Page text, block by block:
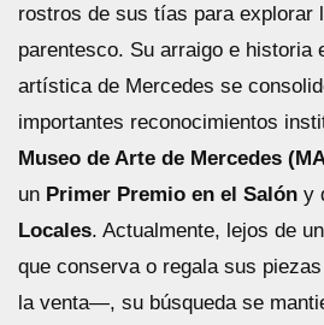
rostros de sus tías para explorar
parentesco. Su arraigo e historia
artística de Mercedes se
importantes reconocimientos
Museo de Arte de Mercedes
un Primer Premio en el Salón y
Locales. Actualmente, lejos de
que conserva o regala sus
la venta—, su búsqueda se